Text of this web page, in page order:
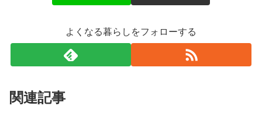
よくなる暮らしをフォローする
関連記事